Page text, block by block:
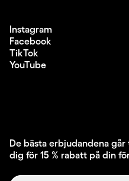
Instagram
Facebook
TikTok
YouTube
De bästa erbjudandena
dig för 15 % rabatt på din